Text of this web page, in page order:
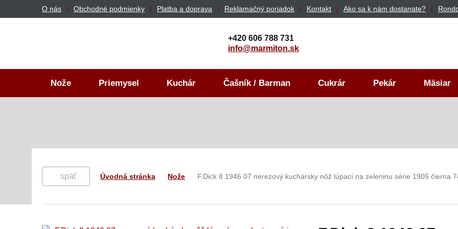
O nás Obchodné podmienky Platba a doprava Reklamačný poriadok Kontakt Ako sa k nám dostanate?
+420 606 788 731
info@marmiton.sk
Nože Priemysel Kuchár Čašník / Barman Cukrár Pekár Mäsiar
späť Úvodná stránka Nože F.Dick 8 1946 07 nerezový kuchársky nôž lúpací na zeleninu série 1905 čierna